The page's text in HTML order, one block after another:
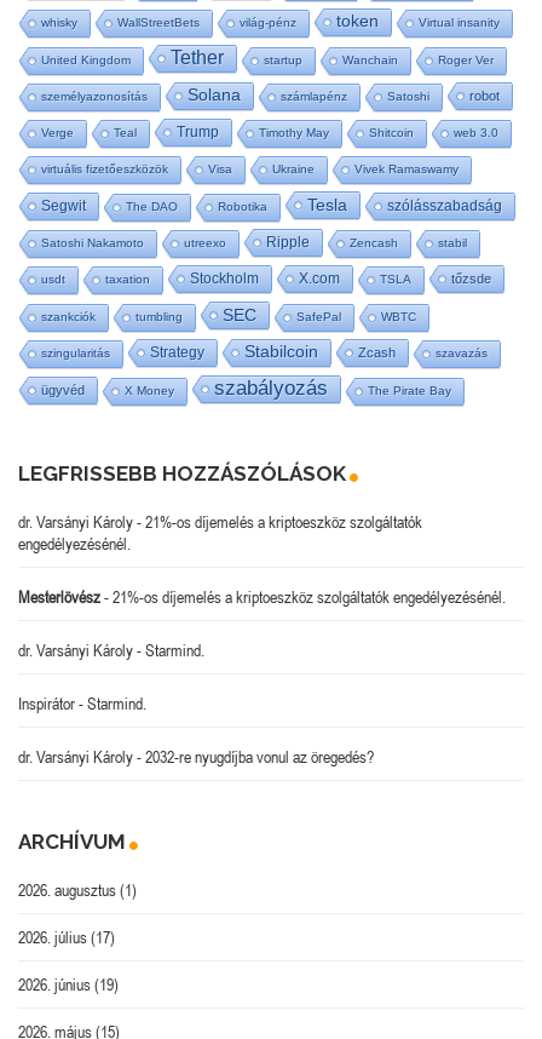
whisky WallStreetBets világ-pénz token Virtual insanity
United Kingdom Tether startup Wanchain Roger Ver
személyazonosítás Solana számlapénz Satoshi robot
Verge Teal Trump Timothy May Shitcoin web 3.0
virtuális fizetőeszközök Visa Ukraine Vivek Ramaswamy
Segwit The DAO Robotika Tesla szólásszabadság
Satoshi Nakamoto utreexo Ripple Zencash stabil
usdt taxation Stockholm X.com TSLA tőzsde
szankciók tumbling SEC SafePal WBTC
szingularitás Strategy Stabilcoin Zcash szavazás
ügyvéd X Money szabályozás The Pirate Bay
LEGFRISSEBB HOZZÁSZÓLÁSOK
dr. Varsányi Károly-21%-os díjemelés a kriptoeszköz szolgáltatók
engedélyezésénél.
Mesterlövész-21%-os díjemelés a kriptoeszköz szolgáltatók engedélyezésénél.
dr. Varsányi Károly-Starmind.
Inspirátor-Starmind.
dr. Varsányi Károly-2032-re nyugdíjba vonul az öregedés?
ARCHÍVUM
2026. augusztus(1)
2026. július(17)
2026. június(19)
2026. május(15)